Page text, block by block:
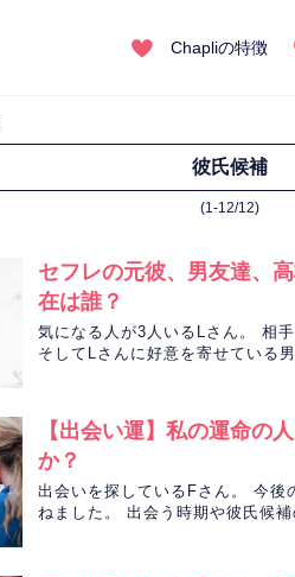
Chapliの特徴
彼氏候補
(1-12/12)
セフレの元彼、男友達、
在は誰？
気になる人が3人いるLさん。 相
そしてLさんに好意を寄せている
【出会い運】私の運命の
か？
出会いを探しているFさん。 今後
ねました。 出会う時期や彼氏候